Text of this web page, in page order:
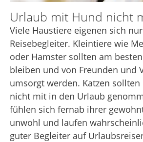
Urlaub mit Hund nicht
Viele Haustiere eigenen sich
Reisebegleiter. Kleintiere wie
oder Hamster sollten am
bleiben und von Freunden und
umsorgt werden. Katzen
nicht mit in den Urlaub
fühlen sich fernab ihrer
unwohl und laufen
guter Begleiter auf